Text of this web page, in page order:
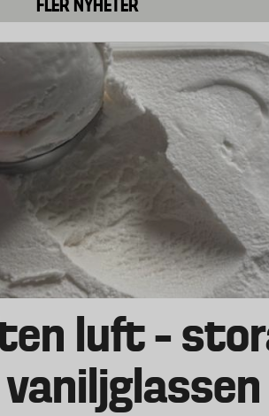
är att klippa med på torrt
genom att låta gräsklipparna klippa i
är att använda och hantera.
och skäryta
FLER NYHETER
luft –